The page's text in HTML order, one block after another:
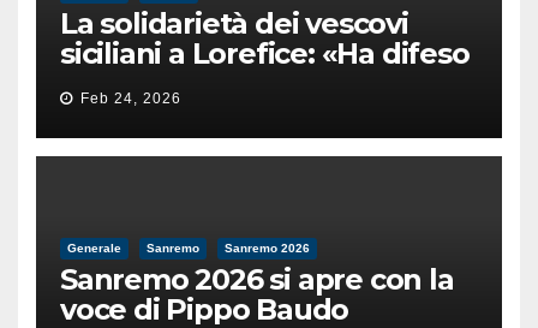
La solidarietà dei vescovi
siciliani a Lorefice: «Ha difeso
il valore e la dignità
dell’umanità»
Feb 24, 2026
Generale Sanremo Sanremo 2026
Sanremo 2026 si apre con la
voce di Pippo Baudo